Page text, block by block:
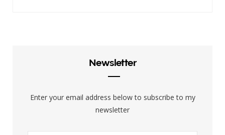
Newsletter
Enter your email address below to subscribe to my
newsletter